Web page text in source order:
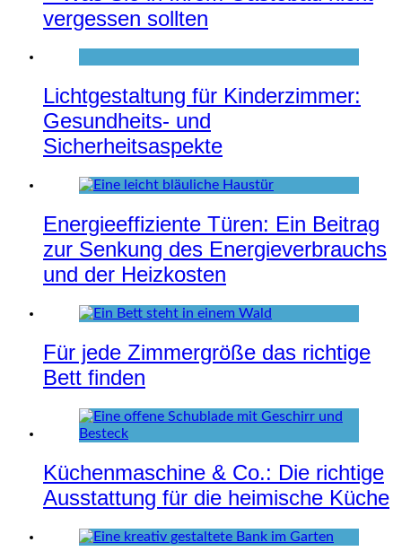
vergessen sollten
Lichtgestaltung für Kinderzimmer:
Gesundheits- und
Sicherheitsaspekte
Energieeffiziente Türen: Ein Beitrag
zur Senkung des Energieverbrauchs
und der Heizkosten
Für jede Zimmergröße das richtige
Bett finden
Küchenmaschine & Co.: Die richtige
Ausstattung für die heimische Küche